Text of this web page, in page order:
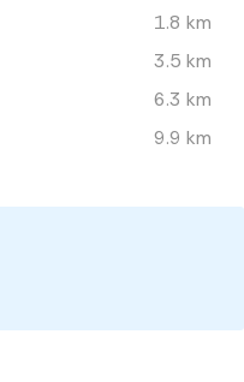
1.8 km
3.5 km
6.3 km
9.9 km